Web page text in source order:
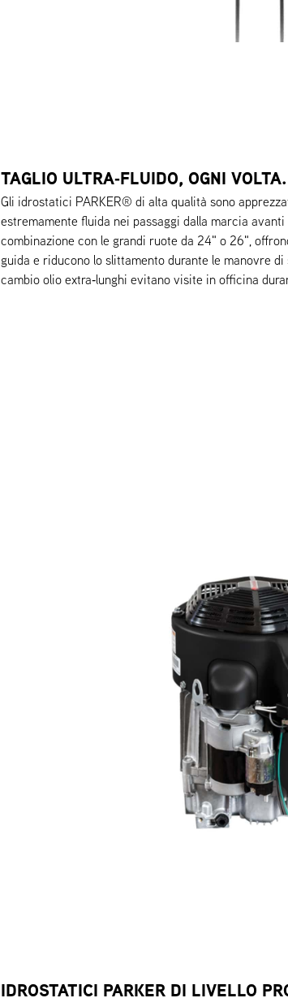
TAGLIO ULTRA‑FLUIDO, OGNI VOLTA.
Gli idrostatici PARKER® di alta qualità sono
estremamente fluida nei passaggi dalla marcia
combinazione con le grandi ruote da 24" o 26",
guida e riducono lo slittamento durante le manovre
cambio olio extra‑lunghi evitano visite in officina
IDROSTATICI PARKER DI LIVELLO